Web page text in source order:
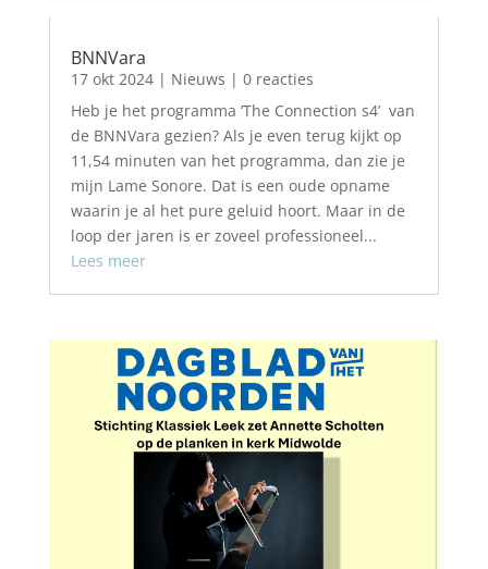
BNNVara
17 okt 2024| Nieuws | 0 reacties
Heb je het programma ‘The Connection s4’ van
de BNNVara gezien? Als je even terug kijkt op
11,54 minuten van het programma, dan zie je
mijn Lame Sonore. Dat is een oude opname
waarin je al het pure geluid hoort. Maar in de
loop der jaren is er zoveel professioneel...
Lees meer